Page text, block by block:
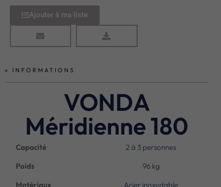
Ajouter à ma liste
INFORMATIONS
VONDA
Méridienne 180
Capacité
2 à 3 personnes
Poids
96 kg
Matériaux
Acier inoxydable